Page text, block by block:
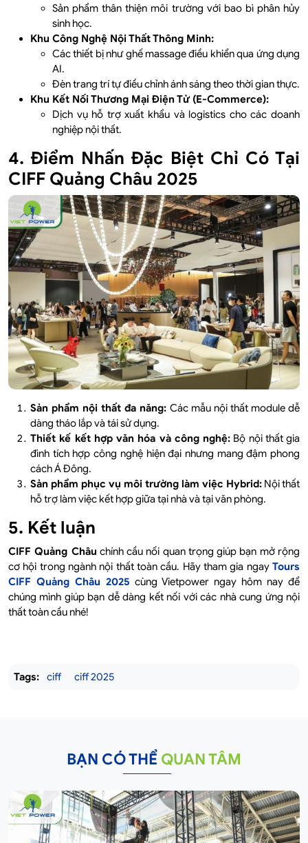
Sản phẩm thân thiện môi trường với bao bì phân hủy
sinh học.
Khu Công Nghệ Nội Thất Thông Minh:
Các thiết bị như ghế massage điều khiển qua ứng dụng
AI.
Đèn trang trí tự điều chỉnh ánh sáng theo thời gian thực.
Khu Kết Nối Thương Mại Điện Tử (E-Commerce):
Dịch vụ hỗ trợ xuất khẩu và logistics cho các doanh
nghiệp nội thất.
4. Điểm Nhấn Đặc Biệt Chỉ Có Tại
CIFF Quảng Châu 2025
Sản phẩm nội thất đa năng: Các mẫu nội thất module dễ
dàng tháo lắp và tái sử dụng.
Thiết kế kết hợp văn hóa và công nghệ: Bộ nội thất gia
đình tích hợp công nghệ hiện đại nhưng mang đậm phong
cách Á Đông.
Sản phẩm phục vụ môi trường làm việc Hybrid: Nội thất
hỗ trợ làm việc kết hợp giữa tại nhà và tại văn phòng.
5. Kết luận
CIFF Quảng Châu chính cầu nối quan trọng giúp bạn mở rộng
cơ hội trong ngành nội thất toàn cầu. Hãy tham gia ngay Tours
CIFF Quảng Châu 2025 cùng Vietpower ngay hôm nay để
chúng mình giúp bạn dễ dàng kết nối với các nhà cung ứng nội
thất toàn cầu nhé!
Tags: ciff ciff 2025
BẠN CÓ THỂ QUAN TÂM